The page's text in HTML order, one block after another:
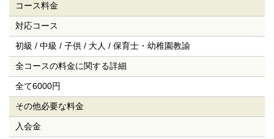
コース料金
対応コース
初級 / 中級 / 子供 / 大人 / 保育士・幼稚園教諭
全コースの料金に関する詳細
全て6000円
その他必要な料金
入会金